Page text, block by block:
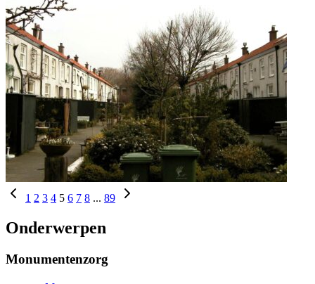
1 2 3 4 5 6 7 8 ... 89
Onderwerpen
Monumentenzorg